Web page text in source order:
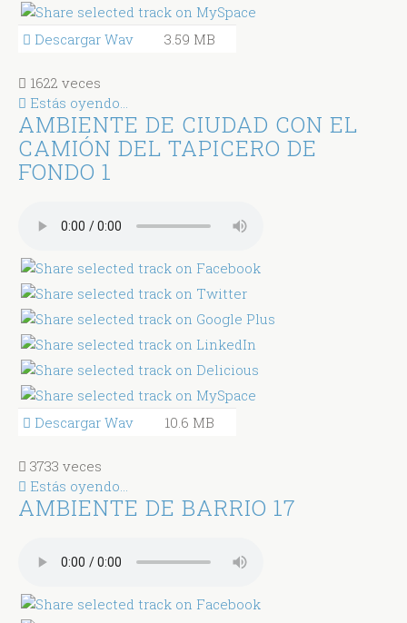
Descargar Wav 3.59 MB
1622 veces
Estás oyendo...
AMBIENTE DE CIUDAD CON EL
CAMIÓN DEL TAPICERO DE
FONDO 1
Descargar Wav 10.6 MB
3733 veces
Estás oyendo...
AMBIENTE DE BARRIO 17